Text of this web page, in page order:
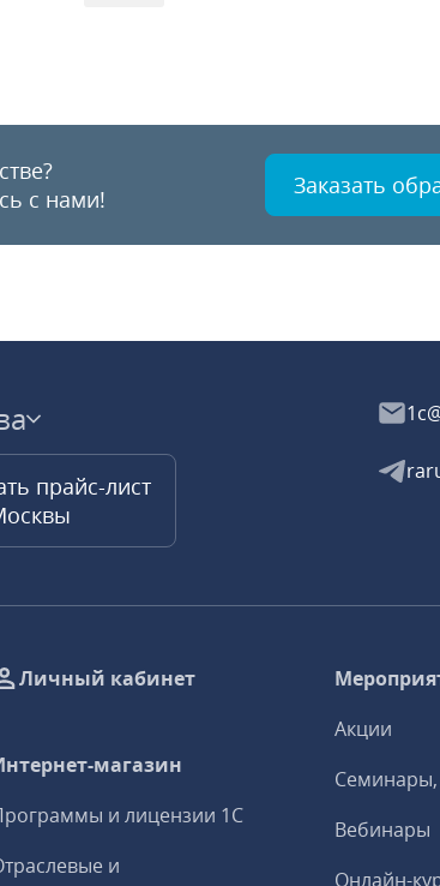
с нами! Заказать
прайс-лист
Личный кабинет
магазин
и лицензии 1С
и
Акции
Вебинары
Онлайн-